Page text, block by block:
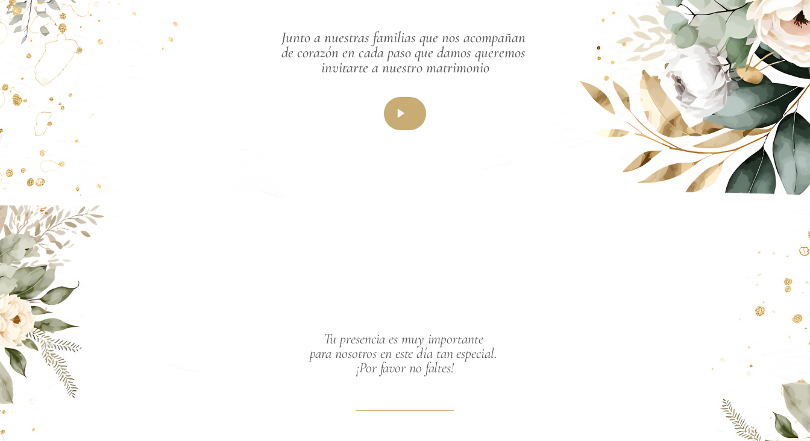
Junto a nuestras familias que nos acompañan
de corazón en cada paso que damos queremos
invitarte a nuestro matrimonio
Tu presencia es muy importante
para nosotros en este día tan especial.
¡Por favor no faltes!